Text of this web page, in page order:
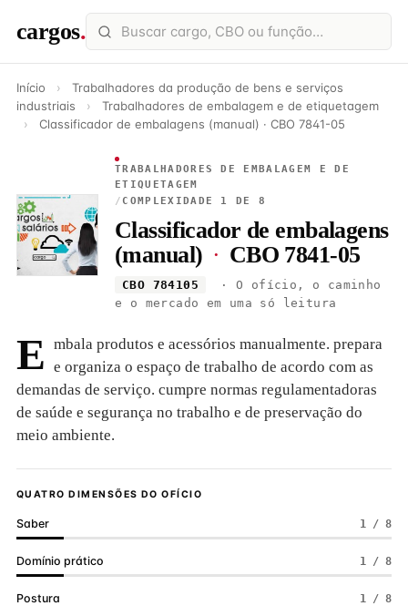
cargos.
Início ›
Trabalhadores da produção de bens e serviços
industriais
›
Trabalhadores de embalagem e de etiquetagem
›
Classificador de embalagens (manual) · CBO 7841-05
TRABALHADORES DE EMBALAGEM E DE
ETIQUETAGEM
/ COMPLEXIDADE 1 DE 8
Classificador de embalagens
(manual) · CBO 7841-05
CBO 784105
· O ofício, o caminho
e o mercado em uma só leitura
E mbala produtos e acessórios manualmente. prepara
e organiza o espaço de trabalho de acordo com as
demandas de serviço. cumpre normas regulamentadoras
de saúde e segurança no trabalho e de preservação do
meio ambiente.
QUATRO DIMENSÕES DO OFÍCIO
Saber 1 / 8
Domínio prático 1 / 8
Postura 1 / 8